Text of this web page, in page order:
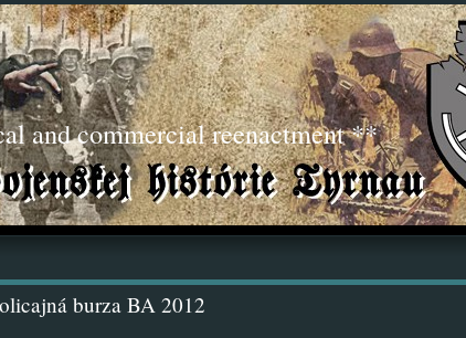
and commercial reenactment **
burza BA 2012